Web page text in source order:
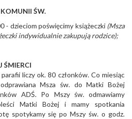
ŚW.
- dzieciom poświęcimy książeczki (Msza
indywidualnie zakupują rodzice);
ŚMIERCI
liczy ok. 80 członków. Co miesiąc
Msza św. do Matki Bożej
ADŚ. Po Mszy św. odmawiamy
Matki Bożej i mamy spotkania
spotykamy się po Mszy św. o godz.